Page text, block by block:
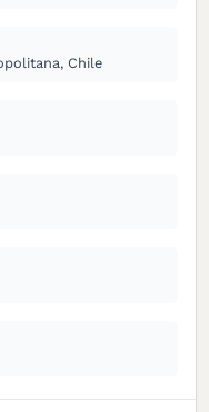
Chile